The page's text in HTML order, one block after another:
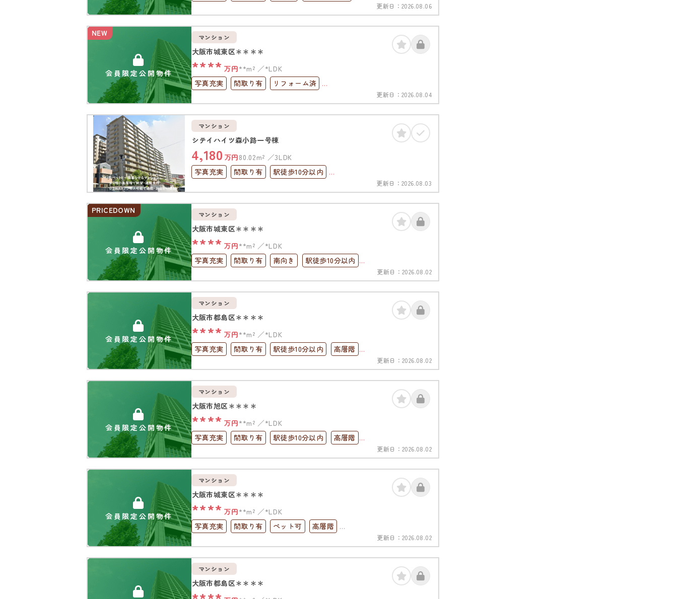
上下水道完備
更新日： 2026.08.06
会員限定公開物件
NEW マンション
大阪市城東区＊＊＊＊
**** 万円**m²
*LDK
写真充実
間取り有
リフォーム済
駅徒歩10分以内
ペット可
高層階
オートロック
更新日： 2026.08.04
マンション
シテイハイツ森小路一号棟
4,180 万円80.02m²
3LDK
写真充実
間取り有
駅徒歩10分以内
ペット可
高層階 上下水道完備
更新日： 2026.08.03
会員限定公開物件
PRICEDOWN マンション
大阪市城東区＊＊＊＊
**** 万円**m²
*LDK
写真充実
間取り有 南向き
駅徒歩10分以内
高層階
南面バルコニー
上下水道完備
角部屋
更新日： 2026.08.02
会員限定公開物件
マンション
大阪市都島区＊＊＊＊
**** 万円**m²
*LDK
写真充実
間取り有 駅徒歩10分以内
高層階
オートロック
角部屋
更新日： 2026.08.02
会員限定公開物件
マンション
大阪市旭区＊＊＊＊
**** 万円**m²
*LDK
写真充実
間取り有 駅徒歩10分以内
高層階
上下水道完備
更新日： 2026.08.02
会員限定公開物件
マンション
大阪市城東区＊＊＊＊
**** 万円**m²
*LDK
写真充実
間取り有 ペット可
高層階
オートロック
上下水道完備
更新日： 2026.08.02
マンション
大阪市都島区＊＊＊＊